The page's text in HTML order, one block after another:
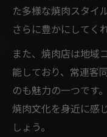
た多様な焼肉スタイ
さらに豊かにしてく
また、焼肉店は地域
能しており、常連客
のも魅力の一つです
焼肉文化を身近に感
しょう。